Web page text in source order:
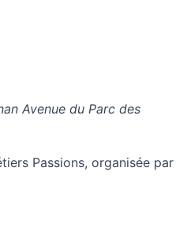
Avenue du Parc des
Passions, organisée par